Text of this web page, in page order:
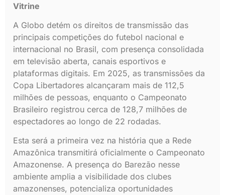
Vitrine
A Globo detém os direitos de transmissão das
principais competições do futebol nacional e
internacional no Brasil, com presença consolidada
em televisão aberta, canais esportivos e
plataformas digitais. Em 2025, as transmissões da
Copa Libertadores alcançaram mais de 112,5
milhões de pessoas, enquanto o Campeonato
Brasileiro registrou cerca de 128,7 milhões de
espectadores ao longo de 22 rodadas.
Esta será a primeira vez na história que a Rede
Amazônica transmitirá oficialmente o Campeonato
Amazonense. A presença do Barezão nesse
ambiente amplia a visibilidade dos clubes
amazonenses, potencializa oportunidades